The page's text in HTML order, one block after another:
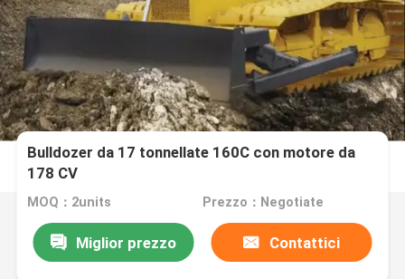
Bulldozer da 17 tonnellate 160C con motore da
178 CV
MOQ：2units Prezzo：Negotiate
Miglior prezzo Contattici